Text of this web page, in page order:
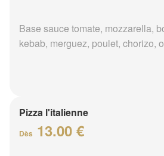
Base sauce tomate, mozzarella,
kebab, merguez, poulet, chorizo,
Pizza l'italienne
Dès 13.00 €